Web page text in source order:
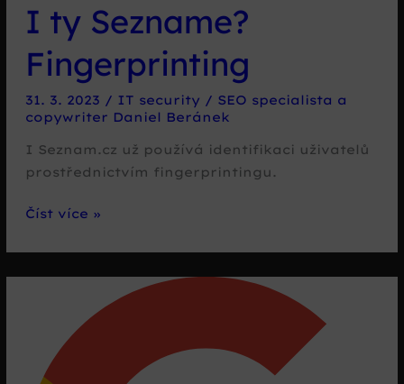
I ty Sezname?
Fingerprinting
31. 3. 2023 / IT security / SEO specialista a
copywriter Daniel Beránek
I Seznam.cz už používá identifikaci uživatelů
prostřednictvím fingerprintingu.
I
Sezname?
Fingerprinting
Číst více »